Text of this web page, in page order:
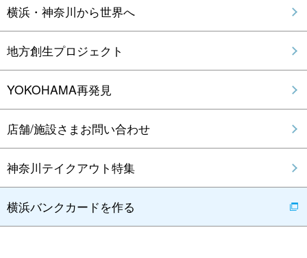
横浜・神奈川から世界へ
地方創生プロジェクト
YOKOHAMA再発見
店舗/施設さまお問い合わせ
神奈川テイクアウト特集
横浜バンクカードを作る